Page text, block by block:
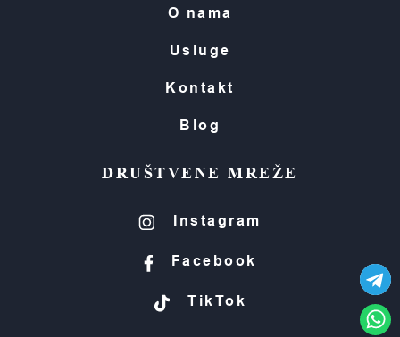
O nama
Usluge
Kontakt
Blog
DRUŠTVENE MREŽE
Instagram
Facebook
TikTok